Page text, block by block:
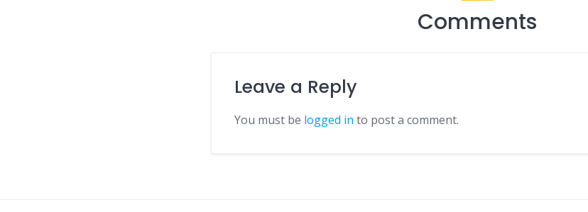
Comments
Leave a Reply
You must be logged in to post a comment.